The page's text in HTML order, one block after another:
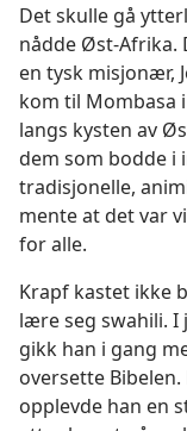
Det skulle gå
nådde Øst-Afrika.
en tysk misjonær,
kom til Mombasa
langs kysten av
dem som bodde i
tradisjonelle,
mente at det var
for alle.
Krapf kastet ikke
lære seg swahili. I
gikk han i gang
oversette
opplevde han en